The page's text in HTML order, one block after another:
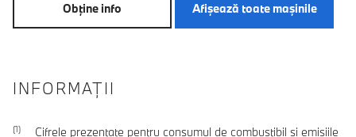
Obţine info Afişează toate maşinile
INFORMAŢII
Cifrele prezentate pentru consumul de combustibil şi emisiile